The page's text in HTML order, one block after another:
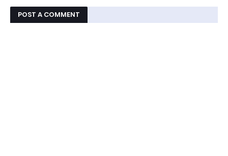
POST A COMMENT